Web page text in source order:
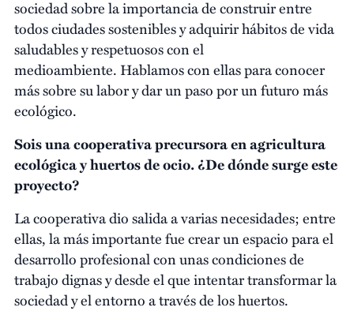
sociedad sobre la importancia de construir entre
todos ciudades sostenibles y adquirir hábitos de vida
saludables y respetuosos con el
medioambiente. Hablamos con ellas para conocer
más sobre su labor y dar un paso por un futuro más
ecológico.
Sois una cooperativa precursora en agricultura
ecológica y huertos de ocio. ¿De dónde surge este
proyecto?
La cooperativa dio salida a varias necesidades; entre
ellas, la más importante fue crear un espacio para el
desarrollo profesional con unas condiciones de
trabajo dignas y desde el que intentar transformar la
sociedad y el entorno a través de los huertos.